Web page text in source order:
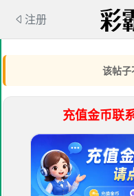
注册
该帖子
充值金币联